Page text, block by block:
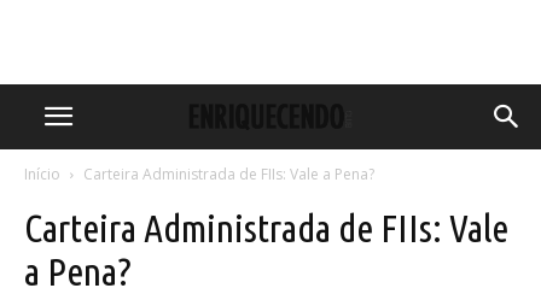
Início Carteira Administrada de FIIs: Vale a Pena?
Carteira Administrada de FIIs: Vale
a Pena?